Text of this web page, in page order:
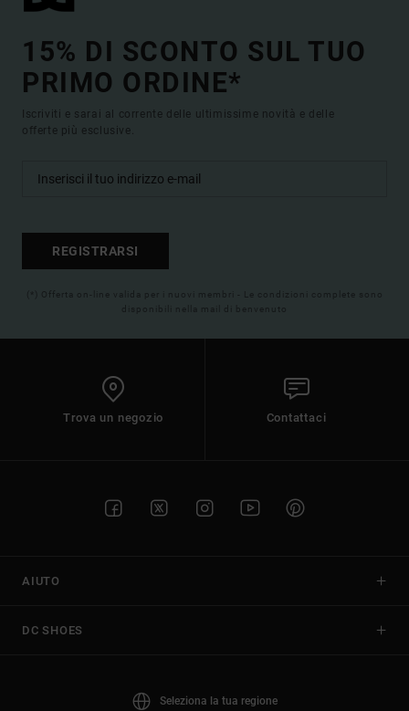
15% DI SCONTO SUL TUO
PRIMO ORDINE*
Iscriviti e sarai al corrente delle ultimissime novità e delle
offerte più esclusive.
REGISTRARSI
(*) Offerta on-line valida per i nuovi membri - Le condizioni complete sono
disponibili nella mail di benvenuto
Trova un negozio Contattaci
AIUTO
DC SHOES
Seleziona la tua regione